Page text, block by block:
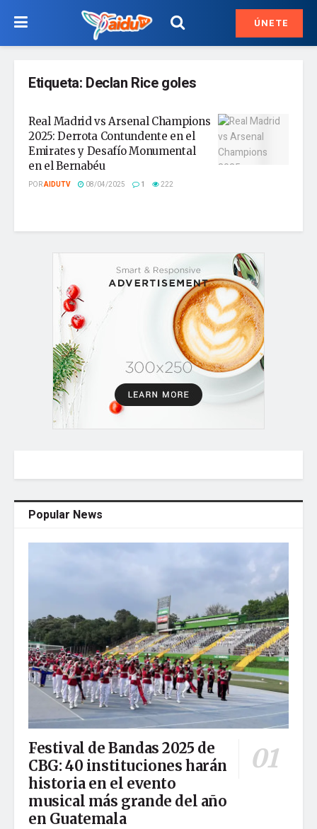
ÚNETE
Etiqueta: Declan Rice goles
Real Madrid vs Arsenal Champions
2025: Derrota Contundente en el
Emirates y Desafío Monumental
en el Bernabéu
PORAIDUTV 08/04/2025 1 222
Popular News
Festival de Bandas 2025 de
CBG: 40 instituciones harán
historia en el evento
musical más grande del año
en Guatemala